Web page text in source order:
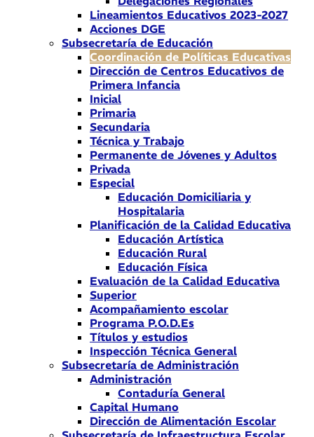
Lineamientos Educativos 2023-2027
Acciones DGE
Subsecretaría de Educación
Coordinación de Políticas Educativas
Dirección de Centros Educativos de
Primera Infancia
Inicial
Primaria
Secundaria
Técnica y Trabajo
Permanente de Jóvenes y Adultos
Privada
Especial
Educación Domiciliaria y
Hospitalaria
Planificación de la Calidad Educativa
Educación Artística
Educación Rural
Educación Física
Evaluación de la Calidad Educativa
Superior
Acompañamiento escolar
Programa P.O.D.Es
Títulos y estudios
Inspección Técnica General
Subsecretaría de Administración
Administración
Contaduría General
Capital Humano
Dirección de Alimentación Escolar